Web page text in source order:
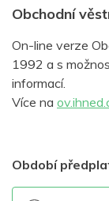
Obchodní
On-line verze
1992 a s
informací.
Více na
Období